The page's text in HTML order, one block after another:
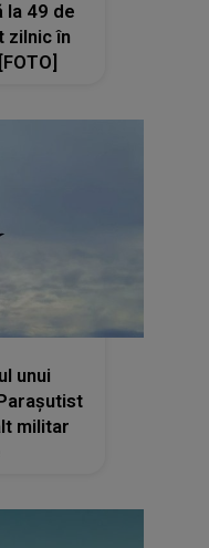
la 49 de
zilnic în
unui
militar